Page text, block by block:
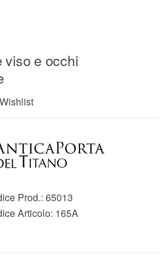
viso e occhi
Wishlist
Prod.: 65013
Articolo: 165A